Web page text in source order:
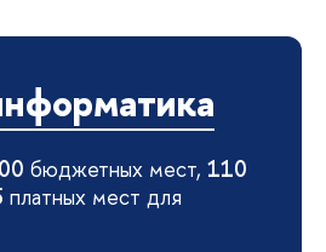
бюджетных мест, 110
платных мест для